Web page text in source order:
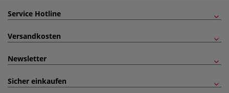
Service Hotline
Versandkosten
Newsletter
Sicher einkaufen